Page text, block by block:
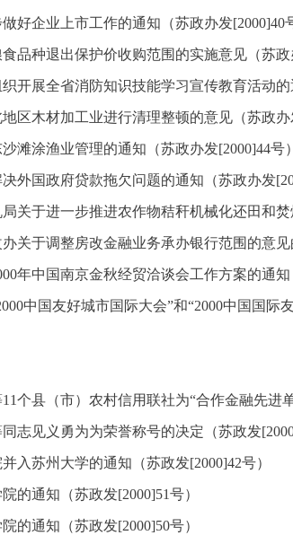
好企业上市工作的通知（苏政办发[2000]40
品种退出保护价收购范围的实施意见（苏政
开展全省消防知识技能学习宣传教育活动的
区木材加工业进行清理整顿的意见（苏政办
滩涂渔业管理的通知（苏政办发[2000]44号）
外国政府贷款拖欠问题的通知（苏政办发
关于进一步推进农作物秸秆机械化还田和焚
关于调整房改金融业务承办银行范围的意见
年中国南京金秋经贸洽谈会工作方案的通知
中国友好城市国际大会”和“2000中国国
个县（市）农村信用联社为“合作金融先进
志见义勇为为荣誉称号的决定（苏政发
入苏州大学的通知（苏政发[2000]42号）
的通知（苏政发[2000]51号）
的通知（苏政发[2000]50号）